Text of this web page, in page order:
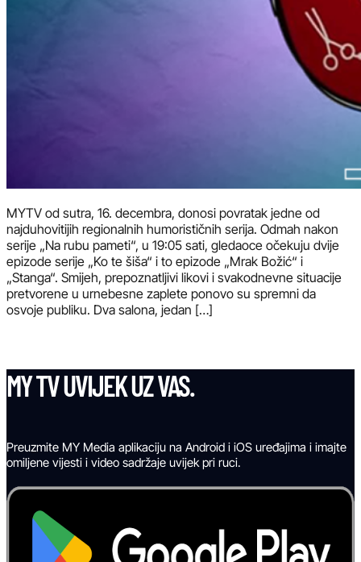
MYTV od sutra, 16. decembra, donosi povratak jedne od
najduhovitijih regionalnih humorističnih serija. Odmah nakon
serije „Na rubu pameti“, u 19:05 sati, gledaoce očekuju dvije
epizode serije „Ko te šiša“ i to epizode „Mrak Božić“ i
„Stanga“. Smijeh, prepoznatljivi likovi i svakodnevne situacije
pretvorene u urnebesne zaplete ponovo su spremni da
osvoje publiku. Dva salona, jedan […]
MY TV UVIJEK UZ VAS.
Preuzmite MY Media aplikaciju na Android i iOS uređajima i imajte
omiljene vijesti i video sadržaje uvijek pri ruci.